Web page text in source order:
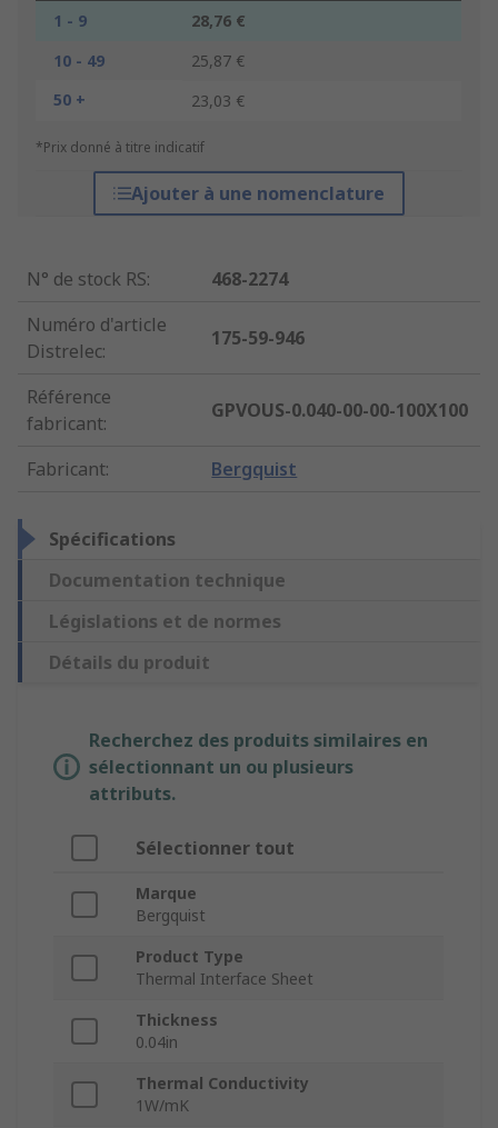
1 - 9
28,76 €
10 - 49
25,87 €
50 +
23,03 €
*Prix donné à titre indicatif
Ajouter à une nomenclature
N° de stock RS:
468-2274
Numéro d'article
Distrelec:
175-59-946
Référence
fabricant:
GPVOUS-0.040-00-00-100X100
Fabricant: Bergquist
Spécifications
Documentation technique
Législations et de normes
Détails du produit
Recherchez des produits similaires en
sélectionnant un ou plusieurs
attributs.
Sélectionner tout
Marque
Bergquist
Product Type
Thermal Interface Sheet
Thickness
0.04in
Thermal Conductivity
1W/mK